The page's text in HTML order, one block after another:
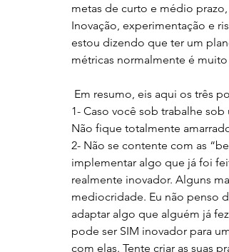
metas de curto e médio
Inovação, experimentação e
estou dizendo que ter um
métricas normalmente é
Em resumo, eis aqui os três
1- Caso você sob trabalhe
Não fique totalmente
2- Não se contente com as
implementar algo que já foi
realmente inovador. Alguns
mediocridade. Eu não penso
adaptar algo que alguém já
pode ser SIM inovador para
com elas. Tente criar as suas